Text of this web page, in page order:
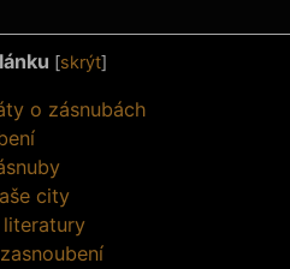
[skrýt]
o zásnubách
city